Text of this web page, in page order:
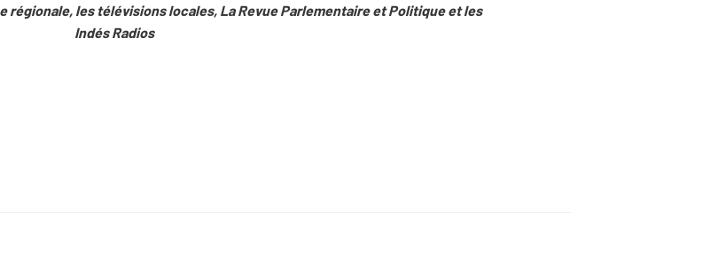
régionale, les télévisions locales, La Revue Parlementaire et Politique et les
Indés Radios